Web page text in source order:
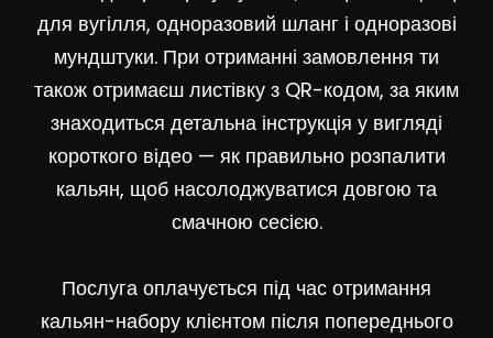
для вугілля, одноразовий шланг і одноразові
мундштуки. При отриманні замовлення ти
також отримаєш листівку з QR-кодом, за яким
знаходиться детальна інструкція у вигляді
короткого відео — як правильно розпалити
кальян, щоб насолоджуватися довгою та
смачною сесією.
Послуга оплачується під час отримання
кальян-набору клієнтом після попереднього